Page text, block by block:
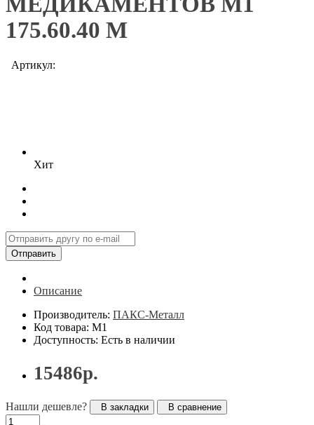
175.60.40 М
Артикул:
Хит
Отправить
Описание
Производитель: ПАКС-Металл
Код товара: М1
Доступность: Есть в наличии
15486р.
Нашли дешевле? В закладки В сравнение